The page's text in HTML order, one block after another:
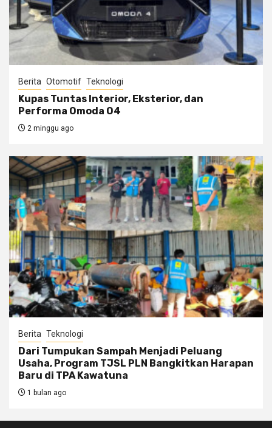
Berita Otomotif Teknologi
Kupas Tuntas Interior, Eksterior, dan
Performa Omoda O4
2 minggu ago
Berita Teknologi
Dari Tumpukan Sampah Menjadi Peluang
Usaha, Program TJSL PLN Bangkitkan Harapan
Baru di TPA Kawatuna
1 bulan ago